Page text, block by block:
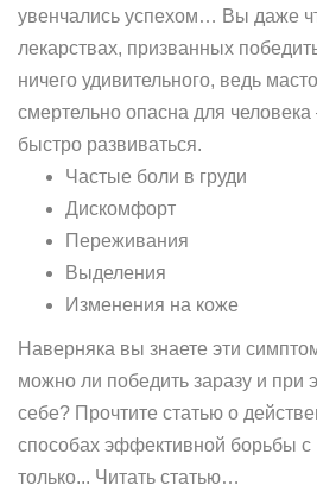
увенчались успехом… Вы даже
лекарствах, призванных
ничего удивительного, ведь
смертельно опасна для
быстро развиваться.
Частые боли в груди
Дискомфорт
Переживания
Выделения
Изменения на коже
Наверняка вы знаете эти
можно ли победить заразу и при
себе? Прочтите статью о
способах эффективной борьбы с
только... Читать статью…